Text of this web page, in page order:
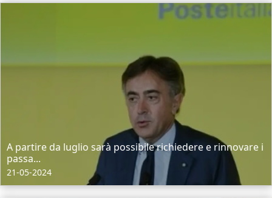
A partire da luglio sarà possibile richiedere e rinnovare i
passa...
21-05-2024